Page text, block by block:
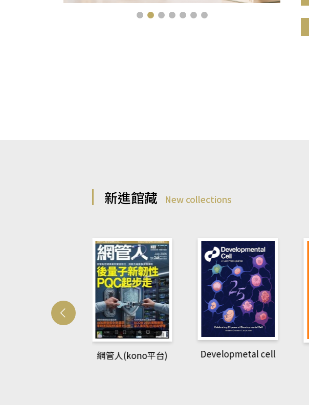
新進館藏 New collections
網管人(kono平台) Developmetal cell